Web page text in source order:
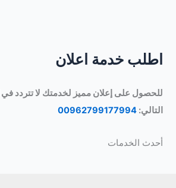
اطلب خدمة اعلان
للحصول على إعلان مميز لخدمتك لا تتردد
التالي:00962799177994
أحدث الخدمات